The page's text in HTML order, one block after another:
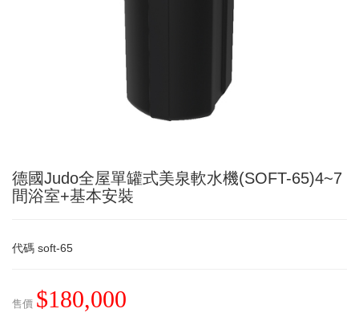
德國Judo全屋單罐式美泉軟水機(SOFT-65)4~7
間浴室+基本安裝
代碼 soft-65
售價 $180,000